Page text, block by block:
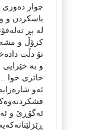
چوار دەوری
باسکردن و
لە پڕ
کزۆڵ و
تۆ دڵت
و بە
خاتری خوا ..
ئەو
ئەگۆڕێ و